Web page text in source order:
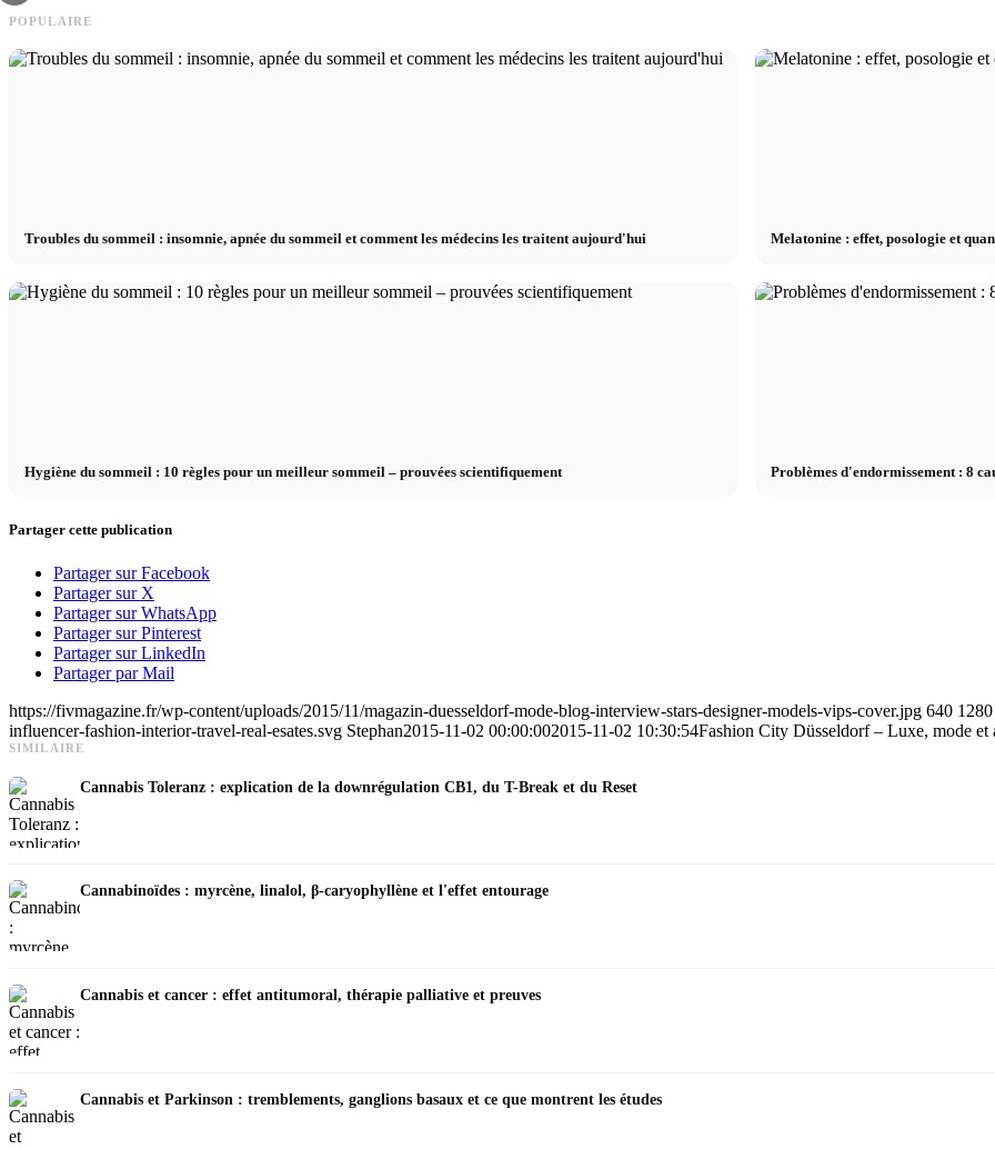
POPULAIRE
Troubles du sommeil : insomnie, apnée du sommeil et comment les médecins les traitent aujourd'hui Melatonine : effet, posologie et
Hygiène du sommeil : 10 règles pour un meilleur sommeil – prouvées scientifiquement Problèmes d'endormissement : 8
Partager cette publication
Partager sur Facebook
Partager sur X
Partager sur WhatsApp
Partager sur Pinterest
Partager sur LinkedIn
Partager par Mail
https://fivmagazine.fr/wp-content/uploads/2015/11/magazin-duesseldorf-mode-blog-interview-stars-designer-models-vips-cover.jpg 640 1280
influencer-fashion-interior-travel-real-esates.svg Stephan2015-11-02 00:00:002015-11-02 10:30:54Fashion City Düsseldorf – Luxe, mode et
SIMILAIRE
Cannabis Toleranz : explication de la downrégulation CB1, du T-Break et du Reset
Cannabinoïdes : myrcène, linalol, β-caryophyllène et l'effet entourage
Cannabis et cancer : effet antitumoral, thérapie palliative et preuves
Cannabis et Parkinson : tremblements, ganglions basaux et ce que montrent les études